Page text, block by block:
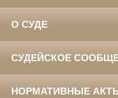
О СУДЕ
СУДЕЙСКОЕ
НОРМАТИВНЫЕ